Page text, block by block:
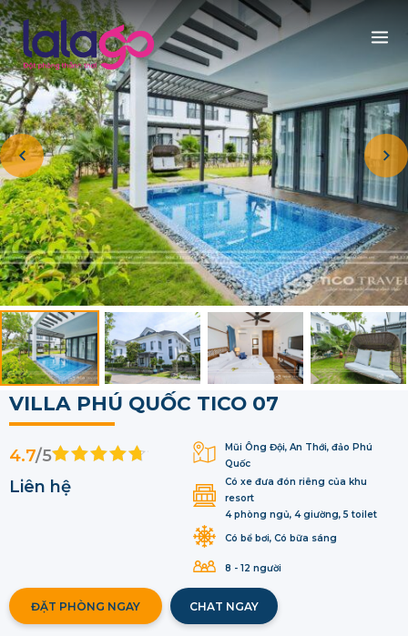
VILLA PHÚ QUỐC TICO 07
Mũi Ông Đội, An Thới, đảo Phú
Quốc
Có xe đưa đón riêng của khu
resort
4 phòng ngủ, 4 giường, 5 toilet
Có bể bơi, Có bữa sáng
8 - 12 người
4.7/5
Liên hệ
ĐẶT PHÒNG NGAY CHAT NGAY